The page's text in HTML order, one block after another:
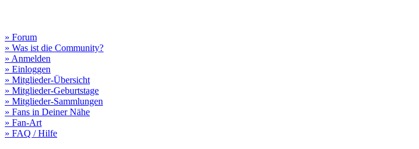
» Forum
» Was ist die Community?
» Anmelden
» Einloggen
» Mitglieder-Übersicht
» Mitglieder-Geburtstage
» Mitglieder-Sammlungen
» Fans in Deiner Nähe
» Fan-Art
» FAQ / Hilfe